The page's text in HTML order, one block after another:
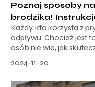
Poznaj sposoby
brodzika!
Każdy, kto korzysta z
odpływu. Chociaż jest
osób nie wie, jak
2024-11-20